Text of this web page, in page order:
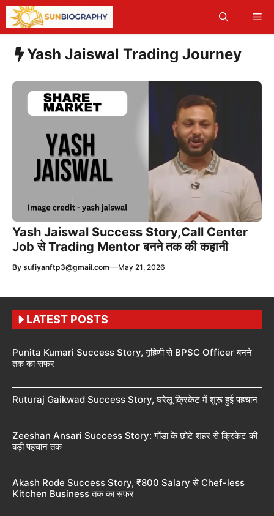
Skip
content
Yash Jaiswal Trading Journey
Yash Jaiswal Success Story,Call Center
Job से Trading Mentor बनने तक की कहानी
By sufiyanftp3@gmail.com—May 21, 2026
LATEST POSTS
Punita Kumari Success Story, गृहिणी से BPSC Officer बनने
तक का सफर
Ruturaj Gaikwad Success Story, घरेलू क्रिकेट में शुरू हुई पहचान
Zeeshan Ansari Success Story: गोंडा के छोटे शहर से क्रिकेट की
बड़ी पहचान तक
Akash Rode Success Story, ₹800 Salary से Chef-less
Kitchen Business तक का सफर